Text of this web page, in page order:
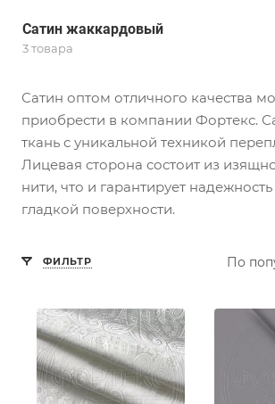
Сатин жаккардовый
3 товара
Сатин оптом отличного качества
приобрести в компании Фортекс.
ткань с уникальной техникой
Лицевая сторона состоит из
нити, что и гарантирует
гладкой поверхности.
ФИЛЬТР